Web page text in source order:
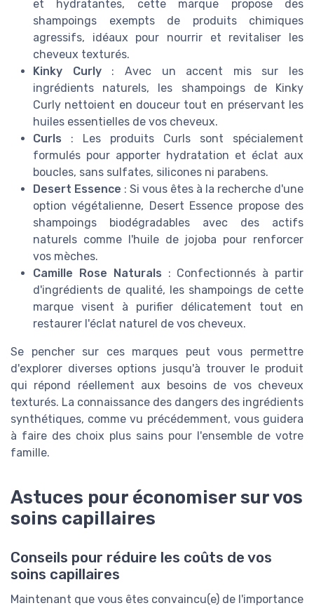
et hydratantes, cette marque propose des
shampoings exempts de produits chimiques
agressifs, idéaux pour nourrir et revitaliser les
cheveux texturés.
Kinky Curly: Avec un accent mis sur les
ingrédients naturels, les shampoings de Kinky
Curly nettoient en douceur tout en préservant les
huiles essentielles de vos cheveux.
Curls : Les produits Curls sont spécialement
formulés pour apporter hydratation et éclat aux
boucles, sans sulfates, silicones ni parabens.
Desert Essence : Si vous êtes à la recherche d'une
option végétalienne, Desert Essence propose des
shampoings biodégradables avec des actifs
naturels comme l'huile de jojoba pour renforcer
vos mèches.
Camille Rose Naturals : Confectionnés à partir
d'ingrédients de qualité, les shampoings de cette
marque visent à purifier délicatement tout en
restaurer l'éclat naturel de vos cheveux.
Se pencher sur ces marques peut vous permettre
d'explorer diverses options jusqu'à trouver le produit
qui répond réellement aux besoins de vos cheveux
texturés. La connaissance des dangers des ingrédients
synthétiques, comme vu précédemment, vous guidera
à faire des choix plus sains pour l'ensemble de votre
famille.
Astuces pour économiser sur vos
soins capillaires
Conseils pour réduire les coûts de vos
soins capillaires
Maintenant que vous êtes convaincu(e) de l'importance